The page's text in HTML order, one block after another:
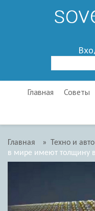
Главная Советы
Главная » Техно и авто
в мире имеют толщину